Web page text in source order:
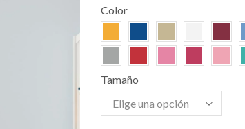
Color
Tamaño